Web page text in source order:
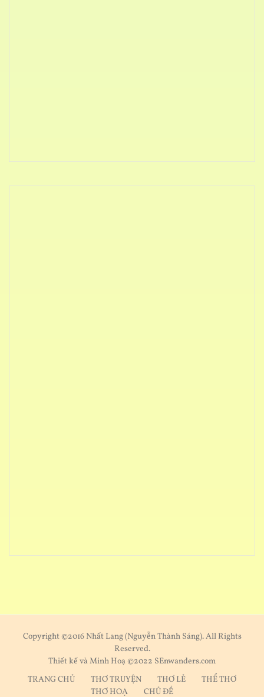
Copyright ©2016 Nhất Lang (Nguyễn Thành Sáng). All Rights
Reserved.
Thiết kế và Minh Hoạ ©2022 SEnwanders.com
TRANG CHỦ
THƠ TRUYỆN THƠ LẺ
THỂ THƠ
THƠ HOẠ
CHỦ ĐỀ